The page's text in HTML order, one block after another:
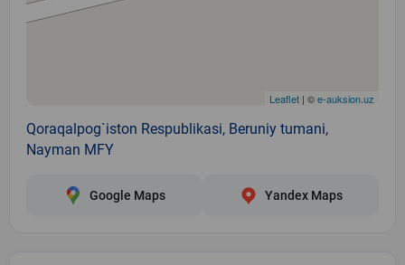
Leaflet | ©e-auksion.uz
Qoraqalpog`iston Respublikasi, Beruniy tumani,
Nayman MFY
Google Maps Yandex Maps